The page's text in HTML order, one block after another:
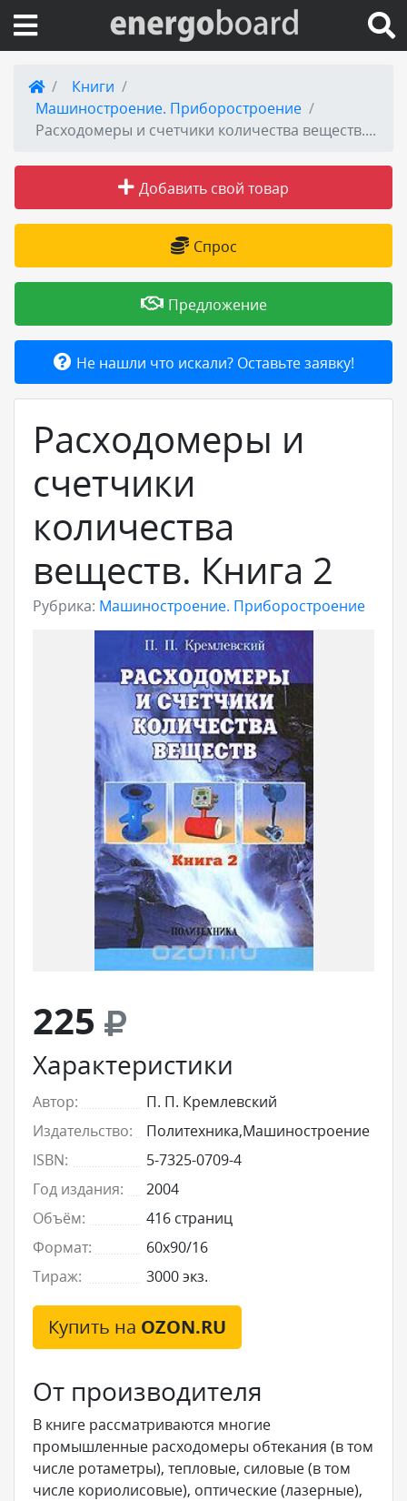
Вход на сайт
Поиск по сайту
Публикации
Справка
Товары и услуги
Добавить товар или услугу
Книги
Машиностроение. Приборостроение
Расходомеры и счетчики количества веществ. Книга 2
Добавить свой товар
Спрос
Предложение
Не нашли что искали? Оставьте заявку!
Расходомеры и
счетчики
количества
веществ. Книга 2
Рубрика: Машиностроение. Приборостроение
225
Характеристики
Автор:
П. П. Кремлевский
Издательство:
Политехника,Машиностроение
ISBN:
5-7325-0709-4
Год издания:
2004
Объём:
416 страниц
Формат:
60x90/16
Тираж:
3000 экз.
Купить на OZON.RU
От производителя
В книге рассматриваются многие
промышленные расходомеры обтекания (в том
числе ротаметры), тепловые, силовые (в том
числе кориолисовые), оптические (лазерные),